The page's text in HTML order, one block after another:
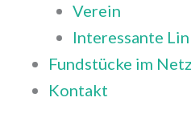
Verein
Interessante
Fundstücke im Netz
Kontakt